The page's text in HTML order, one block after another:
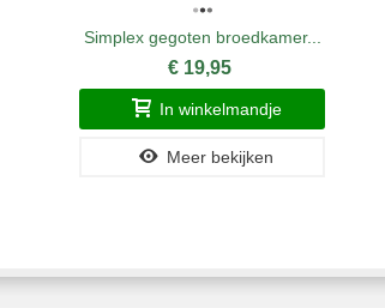
Simplex gegoten broedkamer...
€ 19,95
In winkelmandje
Meer bekijken